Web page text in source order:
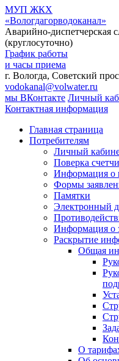
МУП ЖКХ
«Вологдагорводоканал»
Аварийно-диспетчерская
(круглосуточно)
График работы
и часы приема
г. Вологда, Советский
vodokanal@volwater.ru
мы ВКонтакте Личный
Контактная информация
Главная страница
Потребителям
Личный
Поверка
Информация о
Формы
Памятки
Электронный
Информация о
Раскрытие
Общая
О